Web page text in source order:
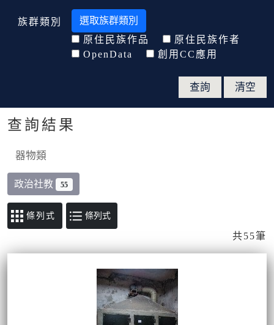
族群類別
選取族群類別
原住民族作品
原住民族作者
OpenData
創用CC應用
查詢結果
器物類
政治社教 55
條列式
共55筆